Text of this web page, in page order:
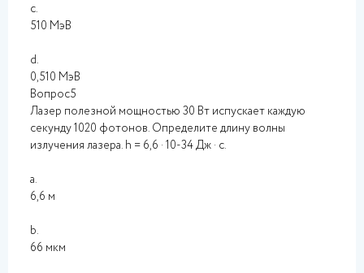
c.
510 МэВ
d.
0,510 МэВ
Вопрос5
Лазер полезной мощностью 30 Вт испускает каждую
секунду 1020 фотонов. Определите длину волны
излучения лазера. h = 6,6 · 10-34 Дж · с.
a.
6,6 м
b.
66 мкм